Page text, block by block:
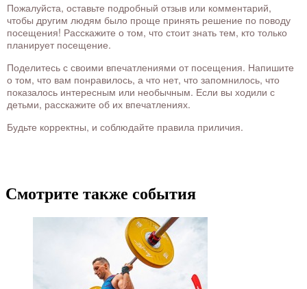
Пожалуйста, оставьте подробный отзыв или комментарий,
чтобы другим людям было проще принять решение по поводу
посещения! Расскажите о том, что стоит знать тем, кто только
планирует посещение.
Поделитесь с своими впечатлениями от посещения. Напишите
о том, что вам понравилось, а что нет, что запомнилось, что
показалось интересным или необычным. Если вы ходили с
детьми, расскажите об их впечатлениях.
Будьте корректны, и соблюдайте правила приличия.
Смотрите также события